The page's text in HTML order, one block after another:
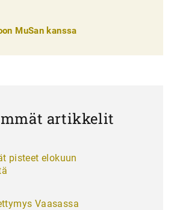
MuSan kanssa
artikkelit
pisteet elokuun
Vaasassa